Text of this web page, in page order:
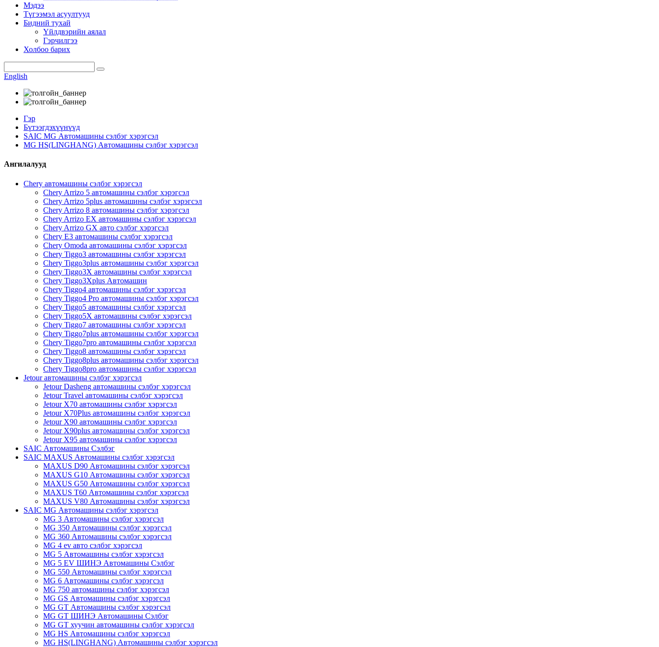
Мэдээ
Түгээмэл асуултууд
Бидний тухай
Үйлдвэрийн аялал
Гэрчилгээ
Холбоо барих
English
Гэр
Бүтээгдэхүүнүүд
SAIC MG Автомашины сэлбэг хэрэгсэл
MG HS(LINGHANG) Автомашины сэлбэг хэрэгсэл
Ангилалууд
Chery автомашины сэлбэг хэрэгсэл
Chery Arrizo 5 автомашины сэлбэг хэрэгсэл
Chery Arrizo 5plus автомашины сэлбэг хэрэгсэл
Chery Arrizo 8 автомашины сэлбэг хэрэгсэл
Chery Arrizo EX автомашины сэлбэг хэрэгсэл
Chery Arrizo GX авто сэлбэг хэрэгсэл
Chery E3 автомашины сэлбэг хэрэгсэл
Chery Omoda автомашины сэлбэг хэрэгсэл
Chery Tiggo3 автомашины сэлбэг хэрэгсэл
Chery Tiggo3plus автомашины сэлбэг хэрэгсэл
Chery Tiggo3X автомашины сэлбэг хэрэгсэл
Chery Tiggo3Xplus Автомашин
Chery Tiggo4 автомашины сэлбэг хэрэгсэл
Chery Tiggo4 Pro автомашины сэлбэг хэрэгсэл
Chery Tiggo5 автомашины сэлбэг хэрэгсэл
Chery Tiggo5X автомашины сэлбэг хэрэгсэл
Chery Tiggo7 автомашины сэлбэг хэрэгсэл
Chery Tiggo7plus автомашины сэлбэг хэрэгсэл
Chery Tiggo7pro автомашины сэлбэг хэрэгсэл
Chery Tiggo8 автомашины сэлбэг хэрэгсэл
Chery Tiggo8plus автомашины сэлбэг хэрэгсэл
Chery Tiggo8pro автомашины сэлбэг хэрэгсэл
Jetour автомашины сэлбэг хэрэгсэл
Jetour Dasheng автомашины сэлбэг хэрэгсэл
Jetour Travel автомашины сэлбэг хэрэгсэл
Jetour X70 автомашины сэлбэг хэрэгсэл
Jetour X70Plus автомашины сэлбэг хэрэгсэл
Jetour X90 автомашины сэлбэг хэрэгсэл
Jetour X90plus автомашины сэлбэг хэрэгсэл
Jetour X95 автомашины сэлбэг хэрэгсэл
SAIC Автомашины Сэлбэг
SAIC MAXUS Автомашины сэлбэг хэрэгсэл
MAXUS D90 Автомашины сэлбэг хэрэгсэл
MAXUS G10 Автомашины сэлбэг хэрэгсэл
MAXUS G50 Автомашины сэлбэг хэрэгсэл
MAXUS T60 Автомашины сэлбэг хэрэгсэл
MAXUS V80 Автомашины сэлбэг хэрэгсэл
SAIC MG Автомашины сэлбэг хэрэгсэл
MG 3 Автомашины сэлбэг хэрэгсэл
MG 350 Автомашины сэлбэг хэрэгсэл
MG 360 Автомашины сэлбэг хэрэгсэл
MG 4 ev авто сэлбэг хэрэгсэл
MG 5 Автомашины сэлбэг хэрэгсэл
MG 5 EV ШИНЭ Автомашины Сэлбэг
MG 550 Автомашины сэлбэг хэрэгсэл
MG 6 Автомашины сэлбэг хэрэгсэл
MG 750 автомашины сэлбэг хэрэгсэл
MG GS Автомашины сэлбэг хэрэгсэл
MG GT Автомашины сэлбэг хэрэгсэл
MG GT ШИНЭ Автомашины Сэлбэг
MG GT хуучин автомашины сэлбэг хэрэгсэл
MG HS Автомашины сэлбэг хэрэгсэл
MG HS(LINGHANG) Автомашины сэлбэг хэрэгсэл